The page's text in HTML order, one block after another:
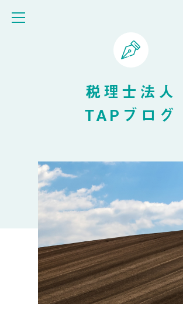
税理士法人
TAPブログ